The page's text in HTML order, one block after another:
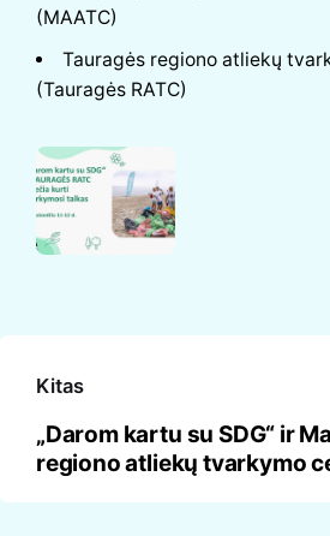
(MAATC)
Tauragės regiono atliekų
(Tauragės RATC)
Kitas
„Darom kartu su SDG“ ir
regiono atliekų tvarkymo